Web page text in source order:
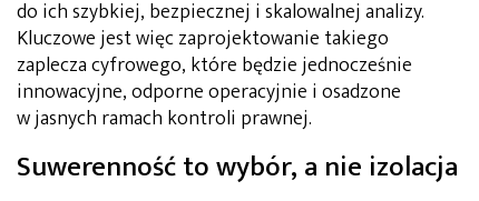
do ich szybkiej, bezpiecznej i skalowalnej analizy.
Kluczowe jest więc zaprojektowanie takiego
zaplecza cyfrowego, które będzie jednocześnie
innowacyjne, odporne operacyjnie i osadzone
w jasnych ramach kontroli prawnej.
Suwerenność to wybór, a nie izolacja